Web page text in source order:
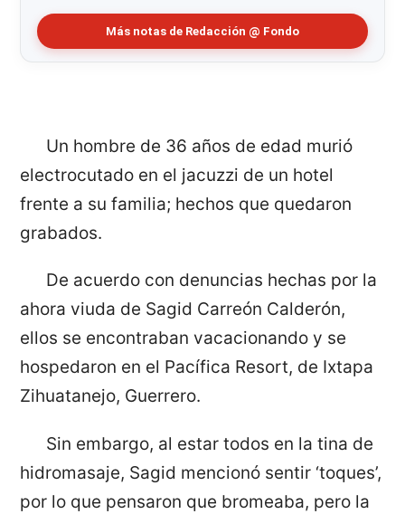
Más notas de Redacción @ Fondo
Un hombre de 36 años de edad murió
electrocutado en el jacuzzi de un hotel
frente a su familia; hechos que quedaron
grabados.
De acuerdo con denuncias hechas por la
ahora viuda de Sagid Carreón Calderón,
ellos se encontraban vacacionando y se
hospedaron en el Pacífica Resort, de Ixtapa
Zihuatanejo, Guerrero.
Sin embargo, al estar todos en la tina de
hidromasaje, Sagid mencionó sentir ‘toques’,
por lo que pensaron que bromeaba, pero la